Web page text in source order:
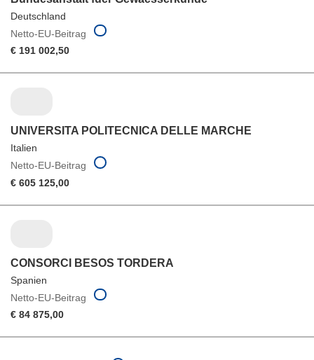
Deutschland
Netto-EU-Beitrag
€ 191 002,50
UNIVERSITA POLITECNICA DELLE MARCHE
Italien
Netto-EU-Beitrag
€ 605 125,00
CONSORCI BESOS TORDERA
Spanien
Netto-EU-Beitrag
€ 84 875,00